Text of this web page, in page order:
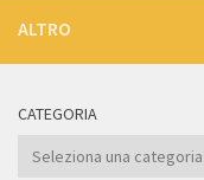
ALTRO
CATEGORIA
Categoria